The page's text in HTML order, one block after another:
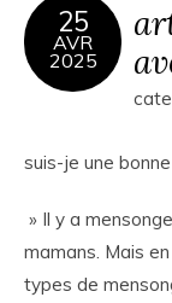
25
AVR
2025
suis-je une
» Il y a
mamans. Mais
types de